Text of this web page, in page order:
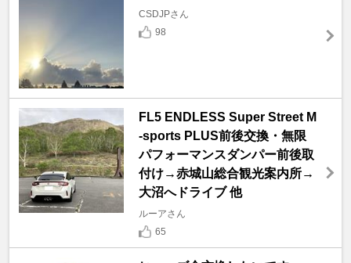
CSDJPさん
98
FL5 ENDLESS Super Street M
-sports PLUS前後交換・無限
パフォーマンスダンパー前後取
付け→赤城山総合観光案内所→
大沼へドライブ 他
ルーアさん
65